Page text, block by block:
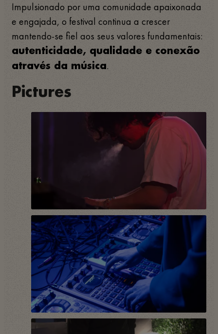
Impulsionado por uma comunidade apaixonada
e engajada, o festival continua a crescer
mantendo-se fiel aos seus valores fundamentais:
autenticidade, qualidade e conexão
através da música.
Pictures